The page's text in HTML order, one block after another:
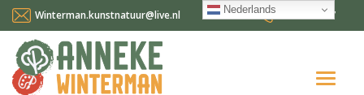
Winterman.kunstnatuur@live.nl 0641124587
Nederlands